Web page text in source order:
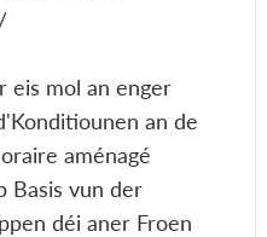
eis mol an enger
an de
aménagé
Basis vun der
déi aner Froen